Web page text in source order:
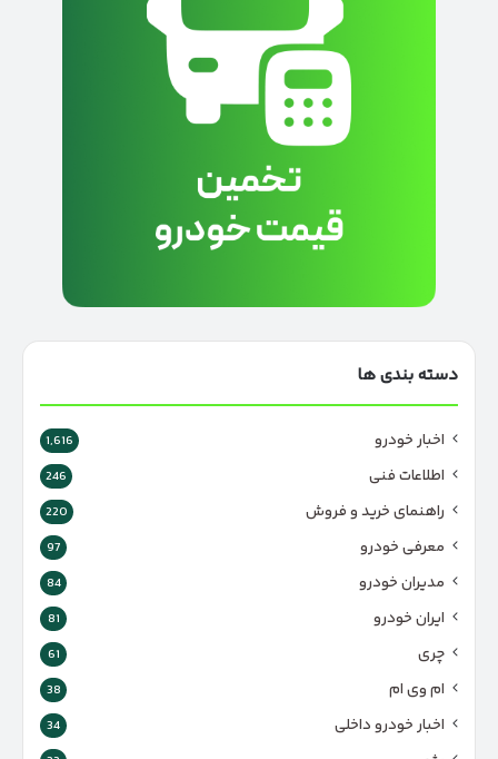
دسته بندی ها
اخبار خودرو 1,616
اطلاعات فنی 246
راهنمای خرید و فروش 220
معرفی خودرو 97
مدیران خودرو 84
ایران خودرو 81
چری 61
ام وی ام 38
اخبار خودرو داخلی 34